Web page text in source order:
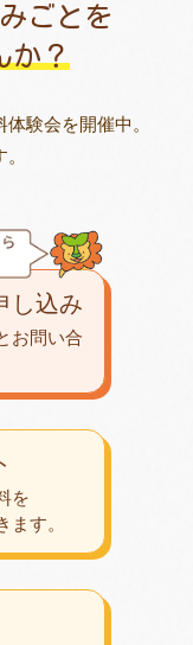
ごとを
か？
験会を開催中。
を
ます。
し込み
お問い合